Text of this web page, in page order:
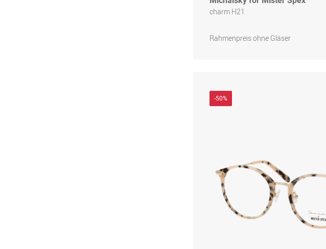
charm H21
Rahmenpreis ohne Gläser
-50%